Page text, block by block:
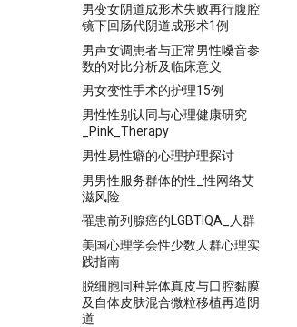
男变女阴道成形术失败再行腹腔
镜下回肠代阴道成形术1例
男声女调患者与正常男性嗓音参
数的对比分析及临床意义
男女变性手术的护理15例
男性性别认同与心理健康研究
_Pink_Therapy
男性易性癖的心理护理探讨
男男性服务群体的性_性网络艾
滋风险
罹患前列腺癌的LGBTIQA_人群
美国心理学会性少数人群心理实
践指南
脱细胞同种异体真皮与口腔黏膜
及自体皮肤混合微粒移植再造阴
道